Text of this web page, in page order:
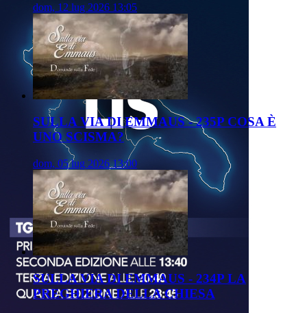
dom, 12 lug 2026 13:05
SULLA VIA DI EMMAUS - 235P COSA È
UNO SCISMA?
dom, 05 lug 2026 13:00
SULLA VIA DI EMMAUS - 234P LA
PREGHIERA DELLA CHIESA